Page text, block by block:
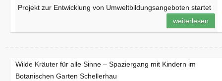
Projekt zur Entwicklung von Umweltbildungsangeboten startet
weiterlesen
Wilde Kräuter für alle Sinne – Spaziergang mit Kindern im
Botanischen Garten Schellerhau